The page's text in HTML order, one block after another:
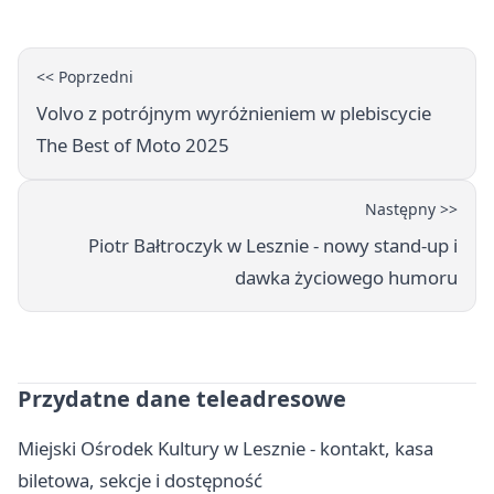
<< Poprzedni
Volvo z potrójnym wyróżnieniem w plebiscycie
The Best of Moto 2025
Następny >>
Piotr Bałtroczyk w Lesznie - nowy stand-up i
dawka życiowego humoru
Przydatne dane teleadresowe
Miejski Ośrodek Kultury w Lesznie - kontakt, kasa
biletowa, sekcje i dostępność